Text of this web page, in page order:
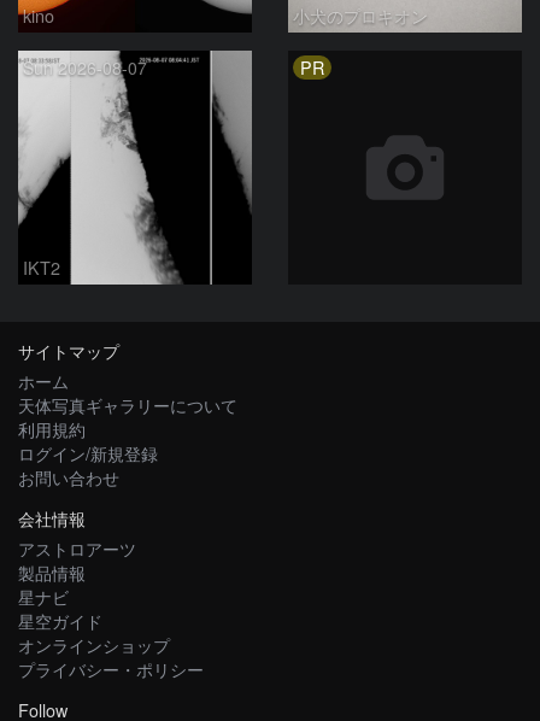
kino 小犬のプロキオン
Sun 2026-08-07
IKT2
PR
サイトマップ
ホーム
天体写真ギャラリーについて
利用規約
ログイン/新規登録
お問い合わせ
会社情報
アストロアーツ
製品情報
星ナビ
星空ガイド
オンラインショップ
プライバシー・ポリシー
Follow